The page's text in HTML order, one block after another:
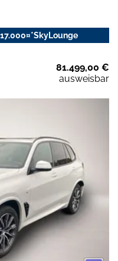
81.499,00 €
ausweisbar